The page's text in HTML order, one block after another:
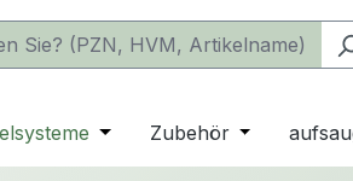
der Kategorie einfache
Öffne oder Schließe das
Zubehör Öffne oder